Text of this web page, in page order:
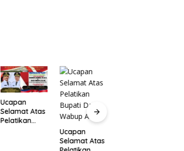
Ucapan
Selamat Atas
Pelatikan
Ucapan
Selamat Atas